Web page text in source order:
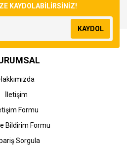
Yorum Yaz
veya görüntülenemiyor.
bilgiler bulunuyor.
bulunuyor.
daha pahalı.
Gönder
KAYDOLABİLİRSİNİZ!
KAYDOL
İletişim
Formu
Bildirim Formu
Sorgula